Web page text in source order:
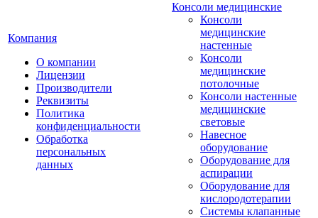
Компания
О компании
Лицензии
Производители
Реквизиты
Политика
конфиденциальности
Обработка
персональных
данных
Консоли медицинские
Консоли
медицинские
настенные
Консоли
медицинские
потолочные
Консоли настенные
медицинские
световые
Навесное
оборудование
Оборудование для
аспирации
Оборудование для
кислородотерапии
Системы клапанные